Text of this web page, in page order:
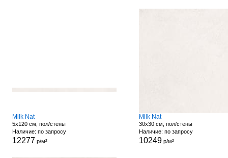
Milk Nat
5x120 см, пол/стены
Наличие: по запросу
12277 р/м²
Milk Nat
30x30 см, пол/стены
Наличие: по запросу
10249р/м²